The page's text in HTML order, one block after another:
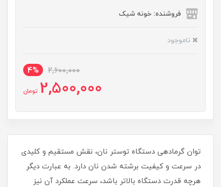
فروشنده: خونه شیک
ناموجود
2,600,000
4%
2,500,000 تومان
توان گرمادهی دستگاه توستر نان، نقش مستقیم و کلیدی
در سرعت و کیفیت برشته شدن نان دارد. به عبارت دیگر
هرچه قدرت دستگاه بالاتر باشد، سرعت عملکرد آن نیز